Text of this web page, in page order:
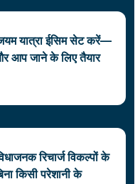
यात्रा ईसिम सेट करें—
आप जाने के लिए तैयार
रिचार्ज विकल्पों के
किसी परेशानी के